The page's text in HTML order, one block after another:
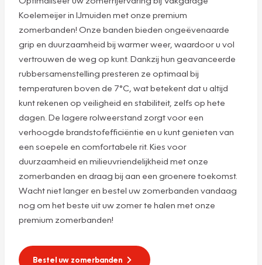
Koelemeijer in IJmuiden met onze premium
zomerbanden! Onze banden bieden ongeëvenaarde
grip en duurzaamheid bij warmer weer, waardoor u vol
vertrouwen de weg op kunt. Dankzij hun geavanceerde
rubbersamenstelling presteren ze optimaal bij
temperaturen boven de 7°C, wat betekent dat u altijd
kunt rekenen op veiligheid en stabiliteit, zelfs op hete
dagen. De lagere rolweerstand zorgt voor een
verhoogde brandstofefficiëntie en u kunt genieten van
een soepele en comfortabele rit. Kies voor
duurzaamheid en milieuvriendelijkheid met onze
zomerbanden en draag bij aan een groenere toekomst.
Wacht niet langer en bestel uw zomerbanden vandaag
nog om het beste uit uw zomer te halen met onze
premium zomerbanden!
Bestel uw zomerbanden